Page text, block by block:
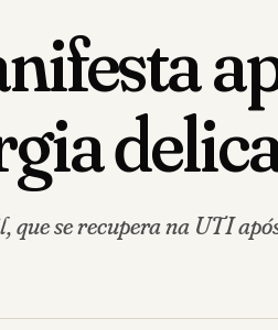
que se recupera na UTI